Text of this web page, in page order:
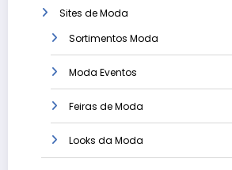
Sites de Moda
Sortimentos Moda
Moda Eventos
Feiras de Moda
Looks da Moda